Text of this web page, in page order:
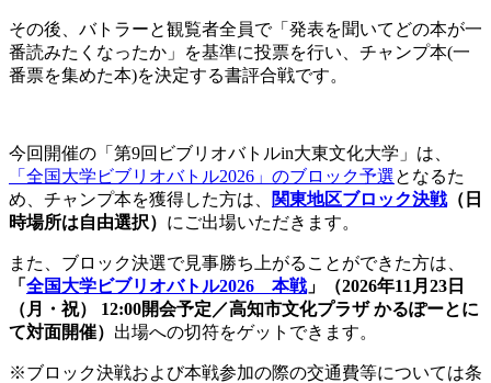
その後、バトラーと観覧者全員で「発表を聞いてどの本が一
番読みたくなったか」を基準に投票を行い、チャンプ本(一
番票を集めた本)を決定する書評合戦です。
今回開催の「第9回ビブリオバトルin大東文化大学」は、
「全国大学ビブリオバトル2026」のブロック予選となるた
め、チャンプ本を獲得した方は、
関東地区ブロック決戦（日
時場所は自由選択） にご出場いただきます。
また、ブロック決選で見事勝ち上がることができた方は、
「 全国大学ビブリオバトル2026 本戦」（2026年11月23日
（月・祝） 12:00開会予定／高知市文化プラザ かるぽーとに
て対面開催） 出場への切符をゲットできます。
※ブロック決戦および本戦参加の際の交通費等については条